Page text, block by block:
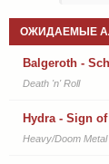
ОЖИДАЕМЫЕ
Balgeroth -
Death 'n' Roll
Hydra - Sign
Heavy/Doom Metal